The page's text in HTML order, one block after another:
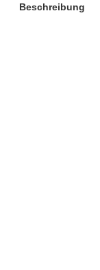
Beschreibung